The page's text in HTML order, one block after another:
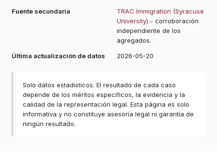
Fuente secundaria
TRAC Immigration (Syracuse
University) - corroboración
independiente de los
agregados.
Última actualización de datos
2026-05-20
Solo datos estadísticos. El resultado de cada caso
depende de los méritos específicos, la evidencia y la
calidad de la representación legal. Esta página es solo
informativa y no constituye asesoría legal ni garantía de
ningún resultado.